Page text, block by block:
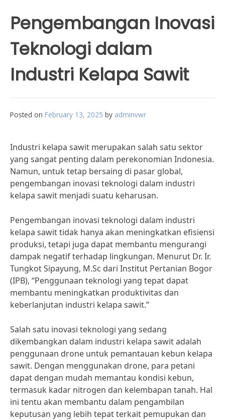
Pengembangan Inovasi
Teknologi dalam
Industri Kelapa Sawit
Posted on February 13, 2025 by adminvwr
Industri kelapa sawit merupakan salah satu sektor
yang sangat penting dalam perekonomian Indonesia.
Namun, untuk tetap bersaing di pasar global,
pengembangan inovasi teknologi dalam industri
kelapa sawit menjadi suatu keharusan.
Pengembangan inovasi teknologi dalam industri
kelapa sawit tidak hanya akan meningkatkan efisiensi
produksi, tetapi juga dapat membantu mengurangi
dampak negatif terhadap lingkungan. Menurut Dr. Ir.
Tungkot Sipayung, M.Sc dari Institut Pertanian Bogor
(IPB), “Penggunaan teknologi yang tepat dapat
membantu meningkatkan produktivitas dan
keberlanjutan industri kelapa sawit.”
Salah satu inovasi teknologi yang sedang
dikembangkan dalam industri kelapa sawit adalah
penggunaan drone untuk pemantauan kebun kelapa
sawit. Dengan menggunakan drone, para petani
dapat dengan mudah memantau kondisi kebun,
termasuk kadar nitrogen dan kelembapan tanah. Hal
ini tentu akan membantu dalam pengambilan
keputusan yang lebih tepat terkait pemupukan dan